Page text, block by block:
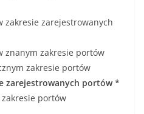
zakresie zarejestrowanych
znanym zakresie portów
zakresie portów
zarejestrowanych portów *
portów